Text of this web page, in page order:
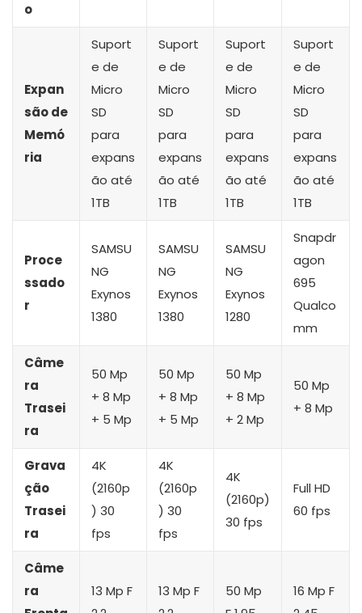
o
Expan
são de
Memó
ria
Suport
e de
Micro
SD
para
expans
ão até
1TB
Suport
e de
Micro
SD
para
expans
ão até
1TB
Suport
e de
Micro
SD
para
expans
ão até
1TB
Suport
e de
Micro
SD
para
expans
ão até
1TB
Proce
ssado
r
SAMSU
NG
Exynos
1380
SAMSU
NG
Exynos
1380
SAMSU
NG
Exynos
1280
Snapdr
agon
695
Qualco
mm
Câme
ra
Trasei
ra
50 Mp
+ 8 Mp
+ 5 Mp
50 Mp
+ 8 Mp
+ 5 Mp
50 Mp
+ 8 Mp
+ 2 Mp
50 Mp
+ 8 Mp
Grava
ção
Trasei
ra
4K
(2160p
) 30
fps
4K
(2160p
) 30
fps
4K
(2160p)
30 fps
Full HD
60 fps
Câme
ra
13 Mp F
13 Mp F
50 Mp
16 Mp F